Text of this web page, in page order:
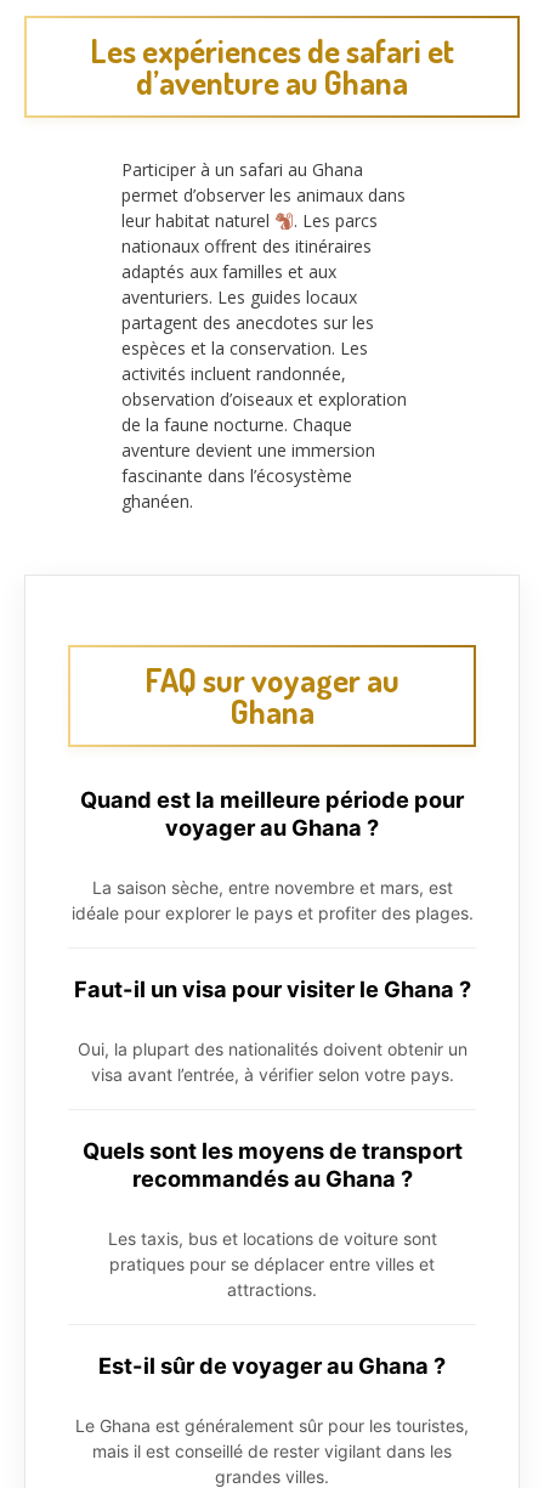
Les expériences de safari et
d’aventure au Ghana
Participer à un safari au Ghana
permet d’observer les animaux dans
leur habitat naturel
. Les parcs
nationaux offrent des itinéraires
adaptés aux familles et aux
aventuriers. Les guides locaux
partagent des anecdotes sur les
espèces et la conservation. Les
activités incluent randonnée,
observation d’oiseaux et exploration
de la faune nocturne. Chaque
aventure devient une immersion
fascinante dans l’écosystème
ghanéen.
FAQ sur voyager au
Ghana
Quand est la meilleure période pour
voyager au Ghana ?
La saison sèche, entre novembre et mars, est
idéale pour explorer le pays et profiter des plages.
Faut-il un visa pour visiter le Ghana ?
Oui, la plupart des nationalités doivent obtenir un
visa avant l’entrée, à vérifier selon votre pays.
Quels sont les moyens de transport
recommandés au Ghana ?
Les taxis, bus et locations de voiture sont
pratiques pour se déplacer entre villes et
attractions.
Est-il sûr de voyager au Ghana ?
Le Ghana est généralement sûr pour les touristes,
mais il est conseillé de rester vigilant dans les
grandes villes.